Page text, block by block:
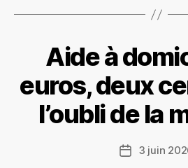
Aide à
euros, deux
l’oubli de la
Date3 juin